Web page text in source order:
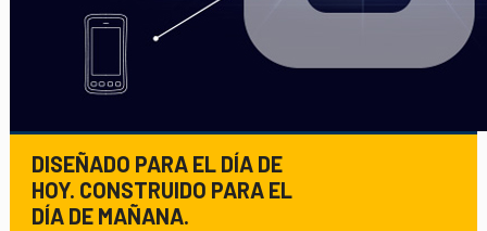
DISEÑADO PARA EL DÍA DE
HOY. CONSTRUIDO PARA EL
DÍA DE MAÑANA.